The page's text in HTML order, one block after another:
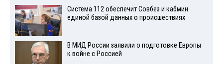
Система 112 обеспечит Совбез и кабмин
единой базой данных о происшествиях
В МИД России заявили о подготовке Европы
к войне с Россией